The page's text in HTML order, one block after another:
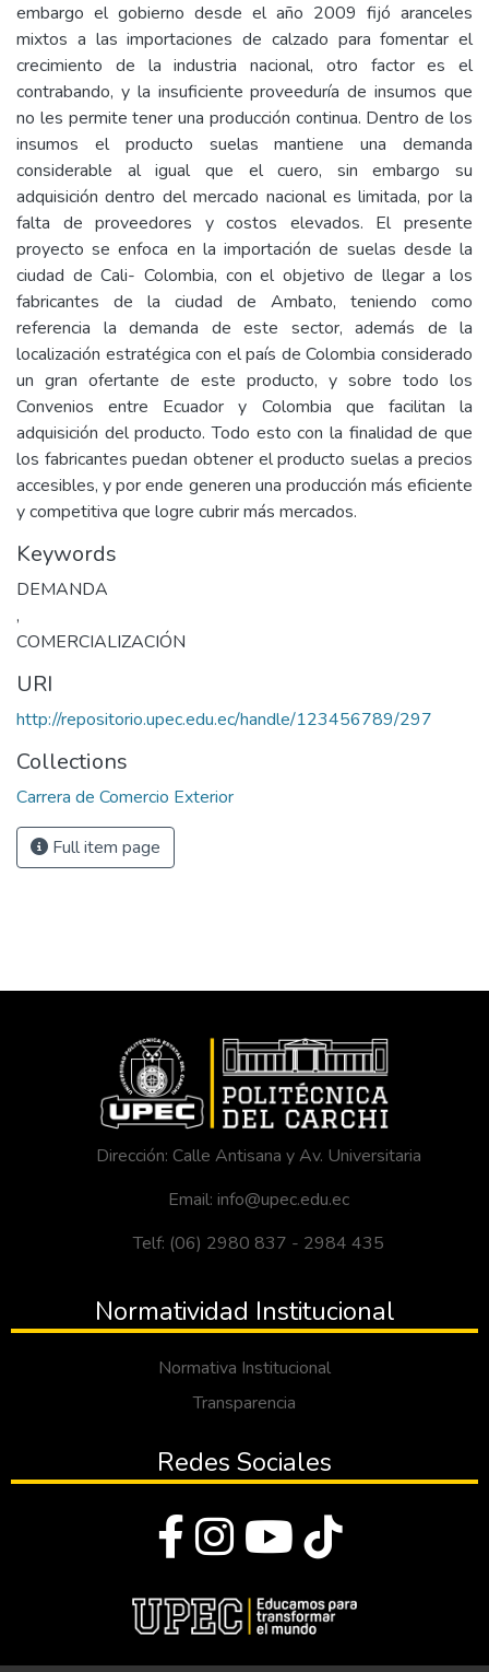
embargo el gobierno desde el año 2009 fijó aranceles
mixtos a las importaciones de calzado para fomentar el
crecimiento de la industria nacional, otro factor es el
contrabando, y la insuficiente proveeduría de insumos que
no les permite tener una producción continua. Dentro de los
insumos el producto suelas mantiene una demanda
considerable al igual que el cuero, sin embargo su
adquisición dentro del mercado nacional es limitada, por la
falta de proveedores y costos elevados. El presente
proyecto se enfoca en la importación de suelas desde la
ciudad de Cali- Colombia, con el objetivo de llegar a los
fabricantes de la ciudad de Ambato, teniendo como
referencia la demanda de este sector, además de la
localización estratégica con el país de Colombia considerado
un gran ofertante de este producto, y sobre todo los
Convenios entre Ecuador y Colombia que facilitan la
adquisición del producto. Todo esto con la finalidad de que
los fabricantes puedan obtener el producto suelas a precios
accesibles, y por ende generen una producción más eficiente
y competitiva que logre cubrir más mercados.
Keywords
DEMANDA
,
COMERCIALIZACIÓN
URI
http://repositorio.upec.edu.ec/handle/123456789/297
Collections
Carrera de Comercio Exterior
Full item page
Dirección: Calle Antisana y Av. Universitaria
Email: info@upec.edu.ec
Telf: (06) 2980 837 - 2984 435
Normatividad Institucional
Normativa Institucional
Transparencia
Redes Sociales